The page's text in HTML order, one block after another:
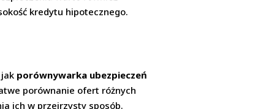
kredytu hipotecznego.
porównywarka ubezpieczeń
porównanie ofert różnych
ich w przejrzysty sposób.